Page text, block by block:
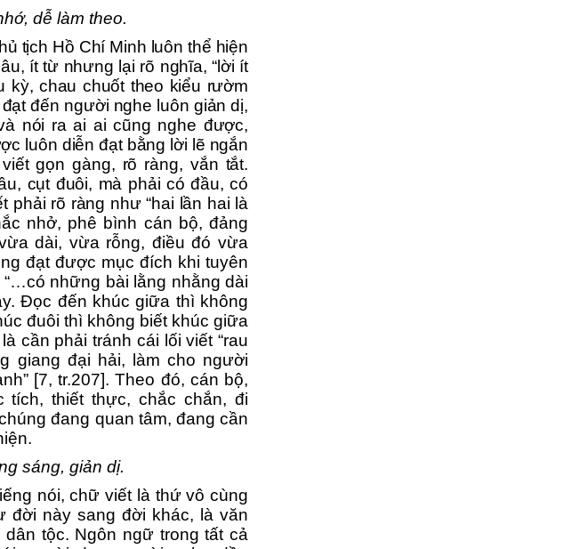
dễ làm theo.
tịch Hồ Chí Minh luôn thể hiện
ít từ nhưng lại rõ nghĩa, “lời ít
kỳ, chau chuốt theo kiểu rườm
đến người nghe luôn giản dị,
nói ra ai ai cũng nghe được,
luôn diễn đạt bằng lời lẽ ngắn
viết gọn gàng, rõ ràng, vắn tắt.
cụt đuôi, mà phải có đầu, có
phải rõ ràng như “hai lần hai là
nhở, phê bình cán bộ, đảng
dài, vừa rỗng, điều đó vừa
đạt được mục đích khi tuyên
“…có những bài lằng nhằng dài
Đọc đến khúc giữa thì không
đuôi thì không biết khúc giữa
cần phải tránh cái lối viết “rau
giang đại hải, làm cho người
[7, tr.207]. Theo đó, cán bộ,
tích, thiết thực, chắc chắn, đi
đang quan tâm, đangcần
sáng, giản dị.
nói, chữ viết là thứ vô cùng
này sang đời khác, là văn
tộc. Ngôn ngữ trong tất cả